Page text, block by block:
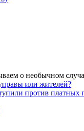
о необычном
или жителей?
против платных